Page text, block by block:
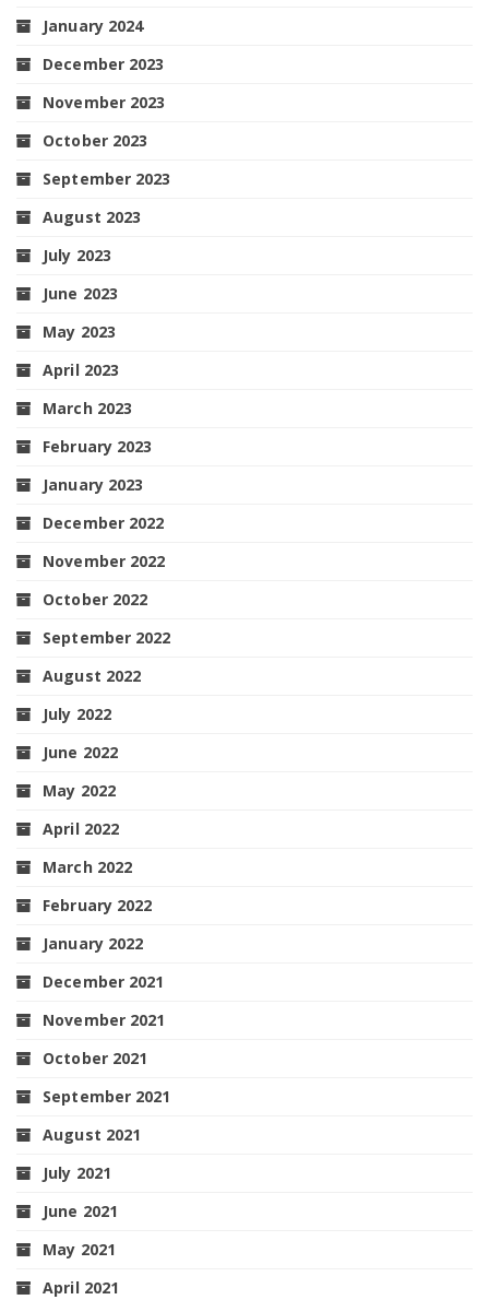
January 2024
December 2023
November 2023
October 2023
September 2023
August 2023
July 2023
June 2023
May 2023
April 2023
March 2023
February 2023
January 2023
December 2022
November 2022
October 2022
September 2022
August 2022
July 2022
June 2022
May 2022
April 2022
March 2022
February 2022
January 2022
December 2021
November 2021
October 2021
September 2021
August 2021
July 2021
June 2021
May 2021
April 2021